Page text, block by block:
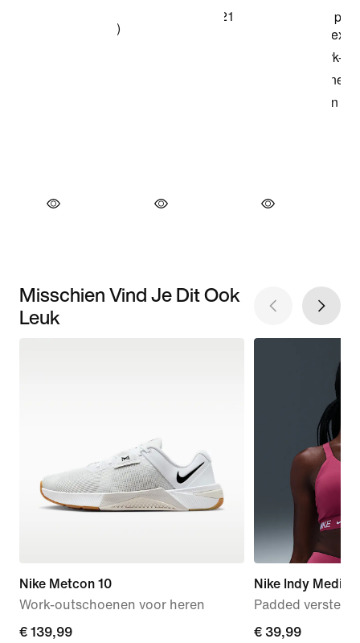
Misschien Vind Je Dit Ook
Leuk
Nike Metcon 10
Work-outschoenen voor heren
€ 139,99
€ 139,99
Nike Indy
Padded
€ 39,99
€ 39,99